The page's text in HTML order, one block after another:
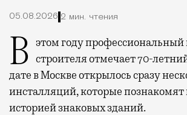
05.08.2026 2 мин. чтения
В этом году профессиональный праздник День строителя отмечает 70-
дате в Москве открылось сразу
инсталляций, которые познакомят
историей знаковых зданий.